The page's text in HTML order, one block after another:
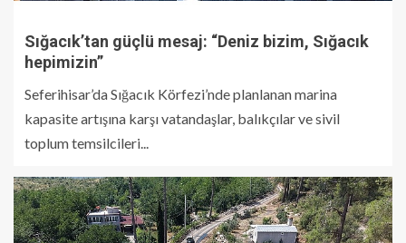
Sığacık’tan güçlü mesaj: “Deniz bizim, Sığacık
hepimizin”
Seferihisar’da Sığacık Körfezi’nde planlanan marina
kapasite artışına karşı vatandaşlar, balıkçılar ve sivil
toplum temsilcileri...